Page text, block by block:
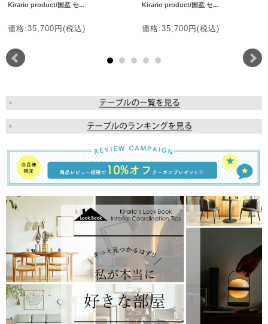
Kirario product/国産 セ...
価格:35,700円(税込)
Kirario product/国産 セ...
価格:35,700円(税込)